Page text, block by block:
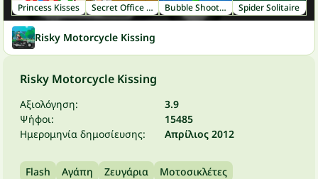
Princess Kisses Secret Office Kissing Bubble Shooter: Pirate Treasures Spider Solitaire
Risky Motorcycle Kissing
Risky Motorcycle Kissing
Αξιολόγηση:
3.9
Ψήφοι:
15485
Ημερομηνία δημοσίευσης:
Απρίλιος 2012
Flash Αγάπη Ζευγάρια
Μοτοσικλέτες